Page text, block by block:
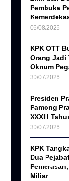
Pembuka
06/08/2026
KPK OTT
Orang Jadi
Oknum
30/07/2026
Presiden
Pamong
XXXIII
30/07/2026
KPK
Dua
Miliar